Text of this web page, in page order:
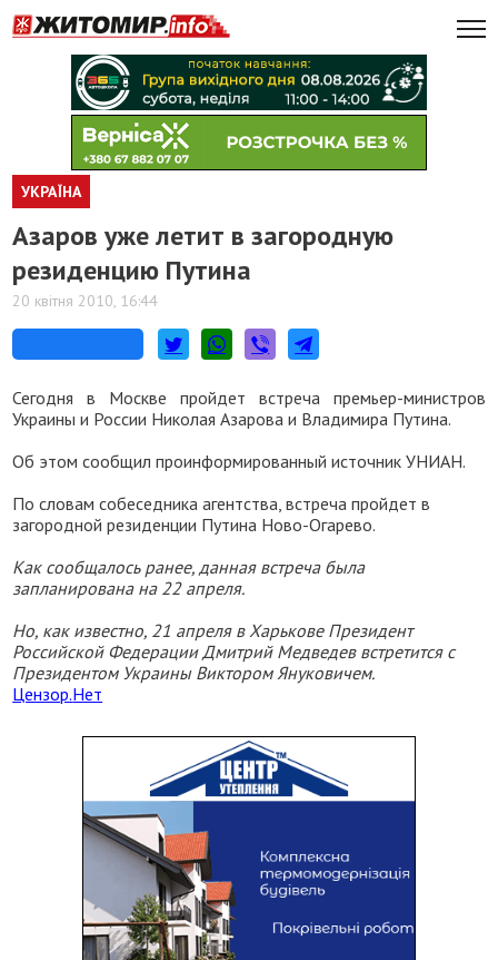
УКРАЇНА
Азаров уже летит в загородную
резиденцию Путина
20 квітня 2010, 16:44
Сегодня в Москве пройдет встреча премьер-министров
Украины и России Николая Азарова и Владимира Путина.
Об этом сообщил проинформированный источник УНИАН.
По словам собеседника агентства, встреча пройдет в
загородной резиденции Путина Ново-Огарево.
Как сообщалось ранее, данная встреча была
запланирована на 22 апреля.
Но, как известно, 21 апреля в Харькове Президент
Российской Федерации Дмитрий Медведев встретится с
Президентом Украины Виктором Януковичем.
Цензор.Нет